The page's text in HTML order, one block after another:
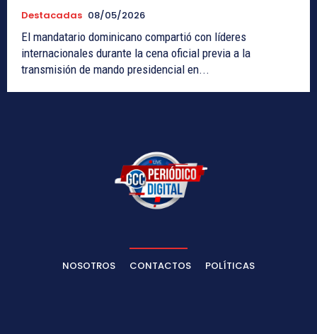
Destacadas 08/05/2026
El mandatario dominicano compartió con líderes
internacionales durante la cena oficial previa a la
transmisión de mando presidencial en...
NOSOTROS CONTACTOS POLÍTICAS